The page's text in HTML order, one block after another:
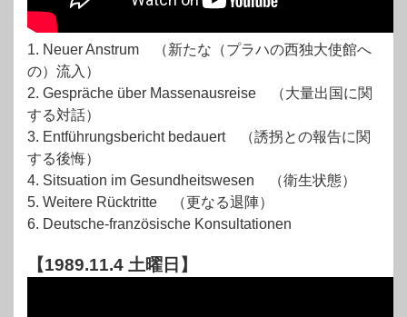
1. Neuer Anstrum （新たな（プラハの西独大使館へ
の）流入）
2. Gespräche über Massenausreise （大量出国に関
する対話）
3. Entführungsbericht bedauert （誘拐との報告に関
する後悔）
4. Sitsuation im Gesundheitswesen （衛生状態）
5. Weitere Rücktritte （更なる退陣）
6. Deutsche-französische Konsultationen
【1989.11.4 土曜日】